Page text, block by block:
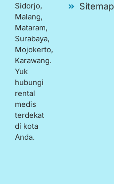
Sidorjo,
Malang,
Mataram,
Surabaya,
Mojokerto,
Karawang.
Yuk
hubungi
rental
medis
terdekat
di kota
Anda.
Sitemap